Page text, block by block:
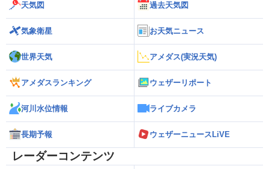
天気図 過去天気図
気象衛星 お天気ニュース
世界天気 アメダス(実況天気)
アメダスランキング ウェザーリポート
河川水位情報 ライブカメラ
長期予報 ウェザーニュースLiVE
レーダーコンテンツ